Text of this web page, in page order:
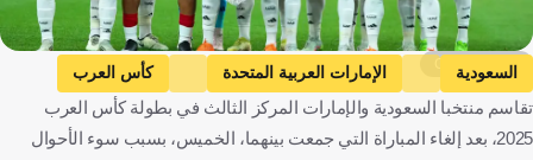
Getty Images
السعودية الإمارات العربية المتحدة
كأس العرب
المملكة العربية السعودية
الإمارات العربية المتحدة كرة قدم
تقاسم منتخبا السعودية والإمارات المركز الثالث في بطولة كأس العرب
2025، بعد إلغاء المباراة التي جمعت بينهما، الخميس، بسبب سوء الأحوال